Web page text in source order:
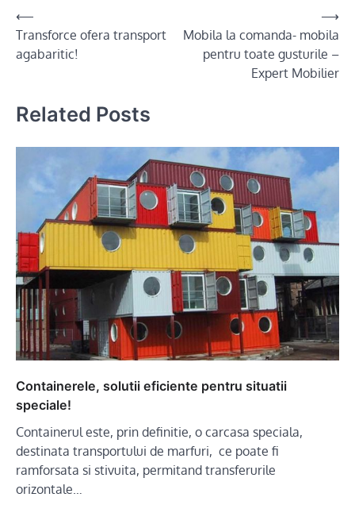
Post
navigation
⟵
Transforce ofera transport
agabaritic!
Mobila la comanda- mobila
pentru toate gusturile –
Expert Mobilier
⟶
Related Posts
Containerele, solutii eficiente pentru situatii
speciale!
Containerul este, prin definitie, o carcasa speciala,
destinata transportului de marfuri, ce poate fi
ramforsata si stivuita, permitand transferurile
orizontale…